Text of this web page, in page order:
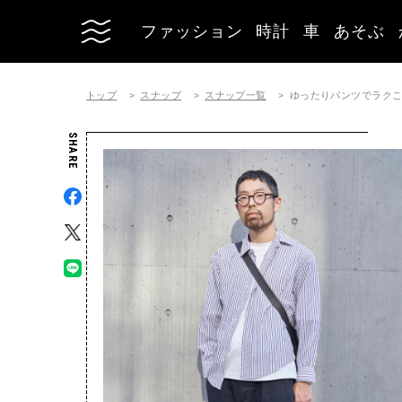
ファッション 時計 車 あそぶ
トップ スナップ スナップ一覧 ゆったりパンツでラク
SHARE